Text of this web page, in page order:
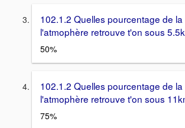
102.1.2 Quelles pourcentage de
l'atmophère retrouve t'on sous
50%
102.1.2 Quelles pourcentage de
l'atmophère retrouve t'on sous
75%